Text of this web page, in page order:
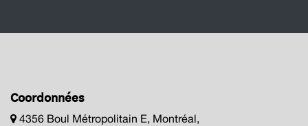
Coordonnées
4356 Boul Métropolitain E, Montréal,